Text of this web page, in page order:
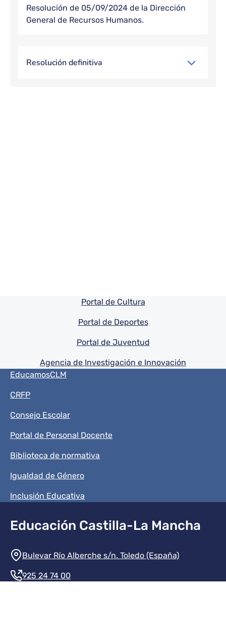
Resolución de 05/09/2024 de la Dirección
General de Recursos Humanos.
Resolución definitiva
Pie de pagina información
Portal de Cultura
Portal de Deportes
Portal de Juventud
Agencia de Investigación e Innovación
Menú del pie
EducamosCLM
CRFP
Consejo Escolar
Portal de Personal Docente
Biblioteca de normativa
Igualdad de Género
Inclusión Educativa
Educación Castilla-La Mancha
Información de la institución
Bulevar Río Alberche s/n. Toledo (España)
925 24 74 00